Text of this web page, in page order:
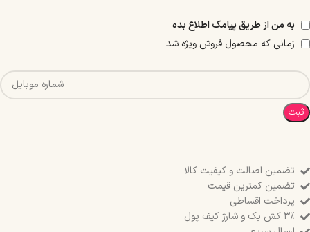
به من از طریق پیامک اطلاع بده
زمانی که محصول فروش ویژه شد
ثبت
تضمین اصالت و کیفیت کالا
تضمین کمترین قیمت
پرداخت اقساطی
۳٪ کش بک و شارژ کیف پول